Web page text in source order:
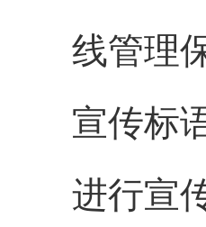
线管理
宣传标
进行宣